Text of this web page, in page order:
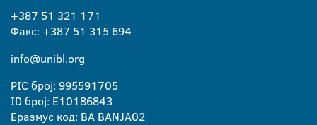
+387 51 321 171
Факс: +387 51 315 694
info@unibl.org
PIC број: 995591705
ID број: E10186843
Еразмус код: BA BANJA02